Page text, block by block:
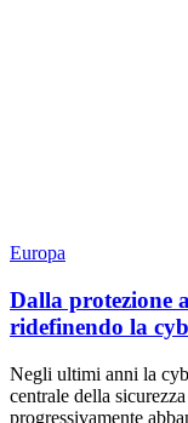
Europa
Dalla protezione
ridefinendo la
Negli ultimi anni la
centrale della
progressivamente